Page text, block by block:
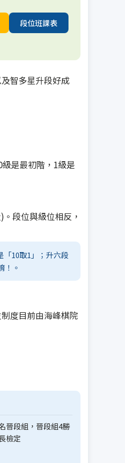
段位班課表
智多星升段好成
是最初階，1級是
段位與級位相反，
「10取1」；升六段
！。
度目前由海峰棋院
晉段組，晉段組4勝
檢定